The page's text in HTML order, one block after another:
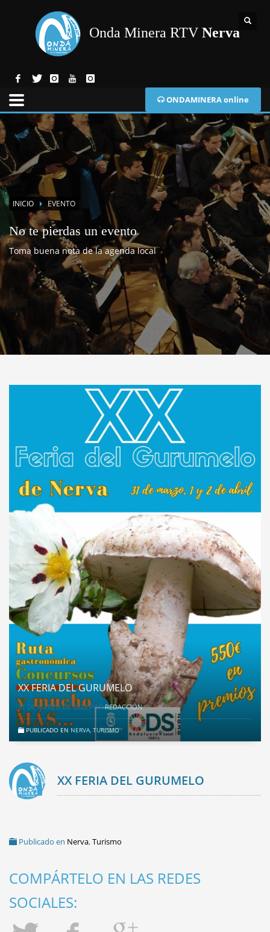
Onda Minera RTV Nerva
ONDAMINERA online
INICIO EVENTO
No te pierdas un evento
Toma buena nota de la agenda local
XX FERIA DEL GURUMELO
31 DE MARZO DE 2023PORREDACCIÓN
PUBLICADO EN NERVA, TURISMO
XX FERIA DEL GURUMELO
Publicado en Nerva,Turismo
COMPÁRTELO EN LAS REDES
SOCIALES: